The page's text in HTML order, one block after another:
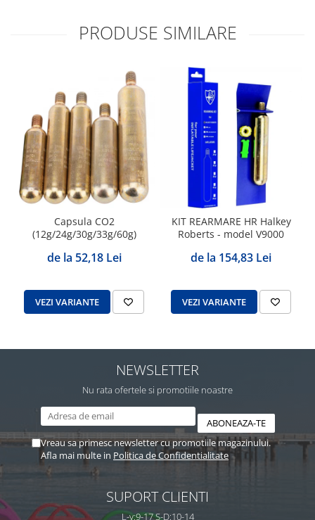
PRODUSE SIMILARE
Capsula CO2
(12g/24g/30g/33g/60g)
de la 52,18 Lei
VEZI VARIANTE
KIT REARMARE HR Halkey
Roberts - model V9000
de la 154,83 Lei
VEZI VARIANTE
NEWSLETTER
Nu rata ofertele si promotiile noastre
Vreau sa primesc newsletter cu promotiile magazinului.
Afla mai multe in Politica de Confidentialitate
SUPORT CLIENTI
L-v:9-17 S-D:10-14